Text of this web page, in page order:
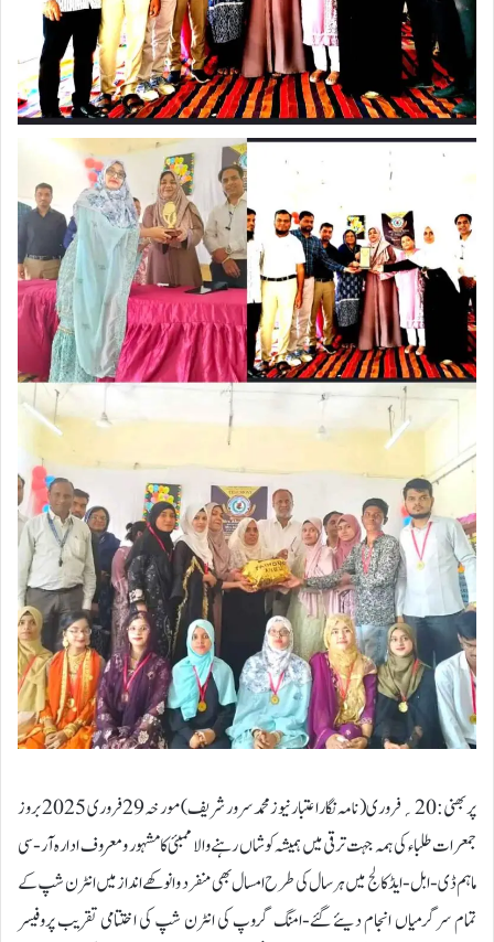
پربھنی:20؍فروری ( نامہ نگار اعتبار نیوز محمد سرور شریف ) مورخہ 29 فروری 2025 بروز
جمعرات طلباء کی ہمہ جہت ترقی میں ہمیشہ کوشاں رہنے والا ممبئی کا مشہور و معروف ادارہ آر-سی
ماہم ڈی-ابل-ایڈ کالج میں ہر سال کی طرح امسال بھی منفرد وانوکھے انداز میں انٹرن شپ کے
تمام سرگرمیاں انجام دیئے گئے-امنگ گروپ کی انٹرن شپ کی اختتامی تقریب پروفیسر